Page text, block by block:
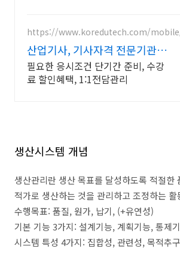
가 얼리버드이벤트
https://www.koredutech.com/
산업기사, 기사자격 전문기관 학
점은행제 한국원격평생교육원
필요한 응시조건 단기간 준비, 수강
료 할인혜택, 1:1전담관리
생산시스템 개념
생산관리란 생산 목표를 달성하도록 적절한
적가로 생산하는 것을 관리하고 조정하는 활
수행목표: 품질, 원가, 납기, (+유연성)
기본 기능 3가지: 설계기능, 계획기능, 통제
시스템 특성 4가지: 집합성, 관련성, 목적추